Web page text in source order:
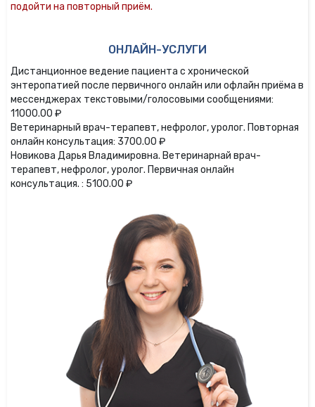
подойти на повторный приём.
ОНЛАЙН-УСЛУГИ
Дистанционное ведение пациента с хронической
энтеропатией после первичного онлайн или офлайн приёма в
мессенджерах текстовыми/голосовыми сообщениями:
11000.00 ₽
Ветеринарный врач-терапевт, нефролог, уролог. Повторная
онлайн консультация: 3700.00 ₽
Новикова Дарья Владимировна. Ветеринарнай врач-
терапевт, нефролог, уролог. Первичная онлайн
консультация. : 5100.00 ₽